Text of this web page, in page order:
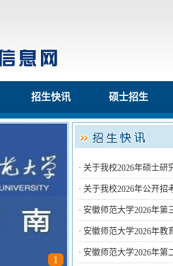
招生快讯 硕士招生
1
· 关于我校2026年硕士研
· 关于我校2026年公开招
· 安徽师范大学2026年第
· 安徽师范大学2026年教
· 安徽师范大学2026年第